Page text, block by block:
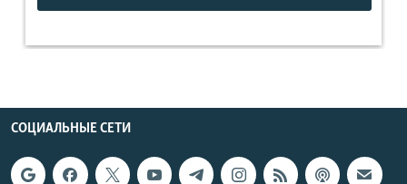
СОЦИАЛЬНЫЕ СЕТИ